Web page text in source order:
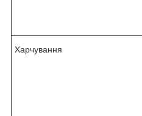
Харчування